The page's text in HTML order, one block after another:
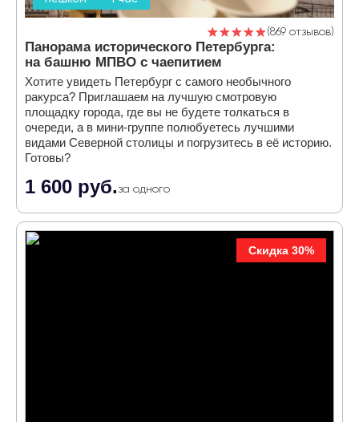
869 отзывов
Панорама исторического Петербурга:
на башню МПВО с чаепитием
Хотите увидеть Петербург с самого необычного
ракурса? Приглашаем на лучшую смотровую
площадку города, где вы не будете толкаться в
очереди, а в мини-группе полюбуетесь лучшими
видами Северной столицы и погрузитесь в её историю.
Готовы?
1 600 руб. за одного
Скидка 30%